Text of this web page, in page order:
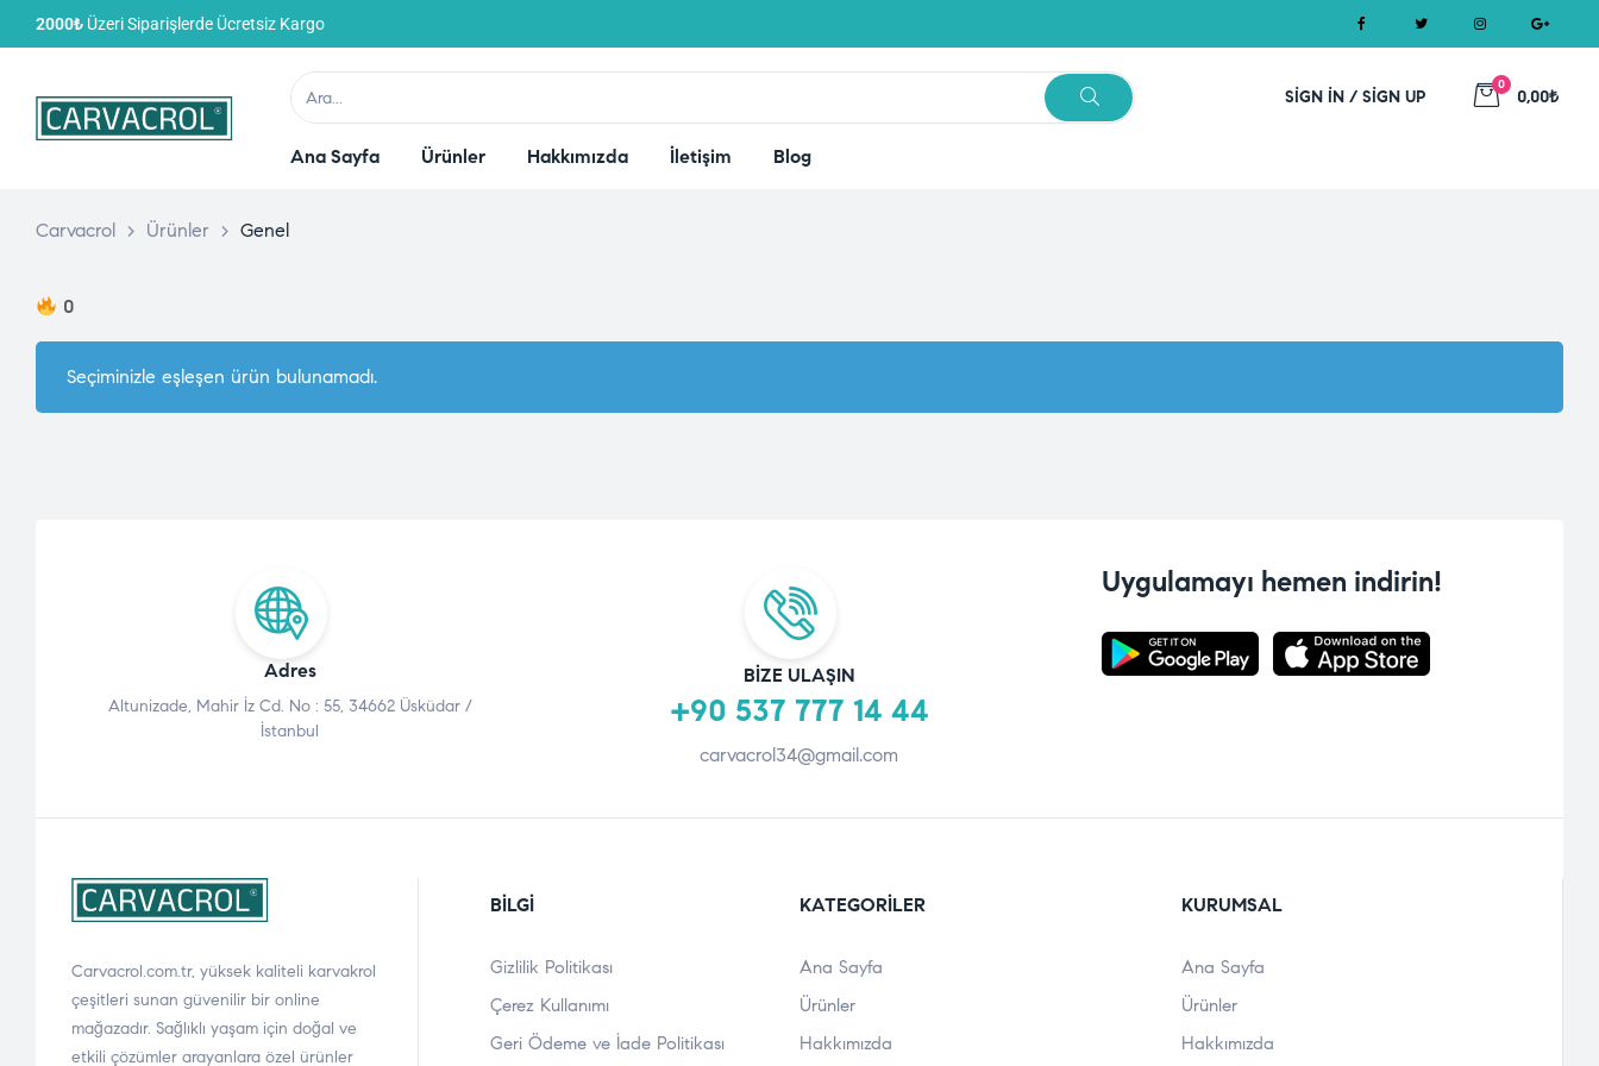
2000₺ Üzeri Siparişlerde Ücretsiz Kargo
SIGN IN / SIGN UP
0
0,00₺
Ana Sayfa Ürünler Hakkımızda İletişim Blog
Carvacrol > Ürünler > Genel
0
Seçiminizle eşleşen ürün bulunamadı.
Adres
Altunizade, Mahir İz Cd. No : 55, 34662 Üsküdar /
İstanbul
BIZE ULAŞIN
+90 537 777 14 44
carvacrol34@gmail.com
Uygulamayı hemen indirin!
Carvacrol.com.tr, yüksek kaliteli karvakrol
çeşitleri sunan güvenilir bir online
mağazadır. Sağlıklı yaşam için doğal ve
etkili çözümler arayanlara özel ürünler
BILGI
Gizlilik Politikası
Çerez Kullanımı
Geri Ödeme ve İade Politikası
KATEGORILER
Ana Sayfa
Ürünler
Hakkımızda
KURUMSAL
Ana Sayfa
Ürünler
Hakkımızda